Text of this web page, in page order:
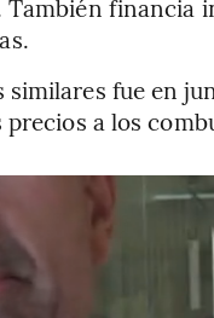
financia
fue en
a los